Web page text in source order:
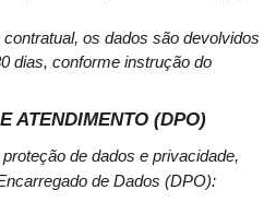
os dados são devolvidos
dias, conforme instrução do
ATENDIMENTO (DPO)
de dados e privacidade,
de Dados (DPO):